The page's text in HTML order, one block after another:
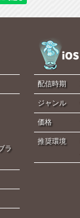
ラ
配信時期
ジャンル
価格
推奨環境